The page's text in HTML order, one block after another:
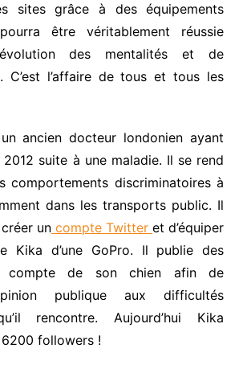
sites grâce à des équipements
être véritablement réussie
des mentalités et de
C’est l’affaire de tous et tous les
ancien docteur londonien ayant
suite à une maladie. Il se rend
comportements discriminatoires à
dans les transports public. Il
un compte Twitteret d’équiper
Kika d’une GoPro. Il publie des
compte de son chien afin de
publique aux difficultés
rencontre. Aujourd’hui Kika
followers !